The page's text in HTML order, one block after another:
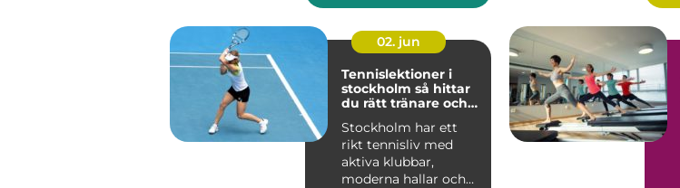
02. jun
Tennislektioner i
stockholm så hittar
du rätt tränare och
Stockholm har ett
rikt tennisliv med
aktiva klubbar,
moderna hallar och